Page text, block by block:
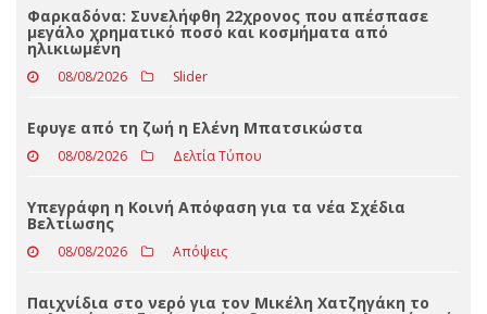
ΤΕΛΕΥΤΑΊΑ ΝΈΑ
μεγάλο χρηματικό ποσό και κοσμήματα από
ηλικιωμένη
Eφυγε από τη ζωή η Ελένη Μπατσικώστα
08/08/2026 Δελτία Τύπου
Υπεγράφη η Κοινή Απόφαση για τα νέα Σχέδια